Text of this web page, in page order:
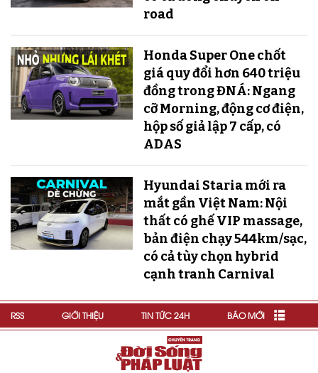
road
Honda Super One chốt
giá quy đổi hơn 640 triệu
đồng trong ĐNÁ: Ngang
cỡ Morning, động cơ điện,
hộp số giả lập 7 cấp, có
ADAS
Hyundai Staria mới ra
mắt gần Việt Nam: Nội
thất có ghế VIP massage,
bản điện chạy 544km/sạc,
có cả tùy chọn hybrid
cạnh tranh Carnival
RSS GIỚI THIỆU TIN TỨC 24H BÁO MỚI